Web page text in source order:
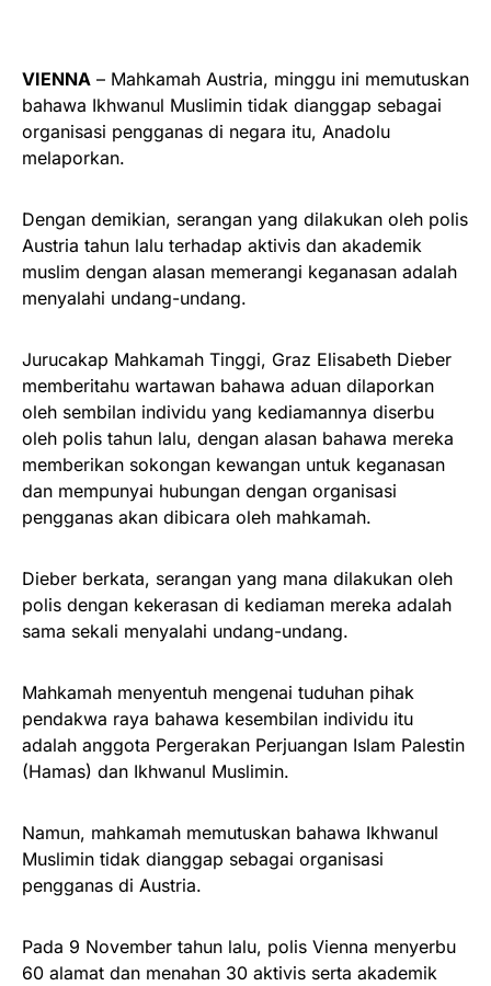
VIENNA – Mahkamah Austria, minggu ini memutuskan
bahawa Ikhwanul Muslimin tidak dianggap sebagai
organisasi pengganas di negara itu, Anadolu
melaporkan.
Dengan demikian, serangan yang dilakukan oleh polis
Austria tahun lalu terhadap aktivis dan akademik
muslim dengan alasan memerangi keganasan adalah
menyalahi undang-undang.
Jurucakap Mahkamah Tinggi, Graz Elisabeth Dieber
memberitahu wartawan bahawa aduan dilaporkan
oleh sembilan individu yang kediamannya diserbu
oleh polis tahun lalu, dengan alasan bahawa mereka
memberikan sokongan kewangan untuk keganasan
dan mempunyai hubungan dengan organisasi
pengganas akan dibicara oleh mahkamah.
Dieber berkata, serangan yang mana dilakukan oleh
polis dengan kekerasan di kediaman mereka adalah
sama sekali menyalahi undang-undang.
Mahkamah menyentuh mengenai tuduhan pihak
pendakwa raya bahawa kesembilan individu itu
adalah anggota Pergerakan Perjuangan Islam Palestin
(Hamas) dan Ikhwanul Muslimin.
Namun, mahkamah memutuskan bahawa Ikhwanul
Muslimin tidak dianggap sebagai organisasi
pengganas di Austria.
Pada 9 November tahun lalu, polis Vienna menyerbu
60 alamat dan menahan 30 aktivis serta akademik